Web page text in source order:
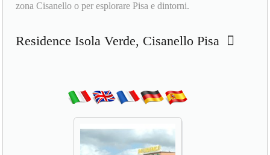
zona Cisanello o per esplorare Pisa e dintorni.
Residence Isola Verde, Cisanello Pisa